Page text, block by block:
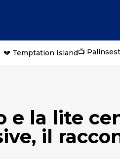
💔 Temptation Island📺
e la lite
il